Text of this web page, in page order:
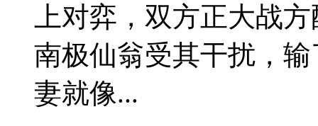
上对弈，双方正大战
南极仙翁受其干扰，
妻就像...